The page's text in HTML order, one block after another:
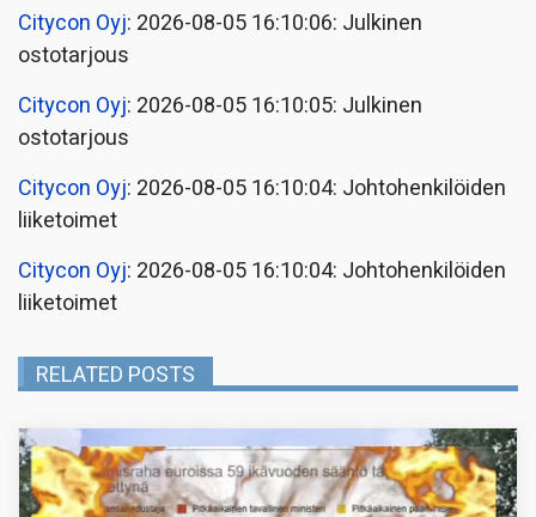
Citycon Oyj: 2026-08-05 16:10:06: Julkinen
ostotarjous
Citycon Oyj: 2026-08-05 16:10:05: Julkinen
ostotarjous
Citycon Oyj: 2026-08-05 16:10:04: Johtohenkilöiden
liiketoimet
Citycon Oyj: 2026-08-05 16:10:04: Johtohenkilöiden
liiketoimet
RELATED POSTS